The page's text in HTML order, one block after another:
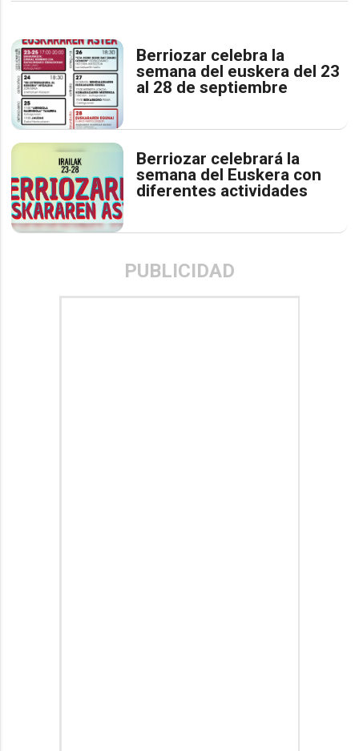
Berriozar celebra la
semana del euskera del 23
al 28 de septiembre
Berriozar celebrará la
semana del Euskera con
diferentes actividades
PUBLICIDAD